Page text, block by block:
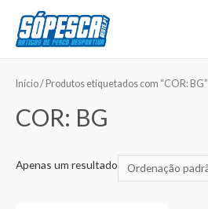
Início/ Produtos etiquetados com “COR: BG”
COR: BG
Apenas um resultado